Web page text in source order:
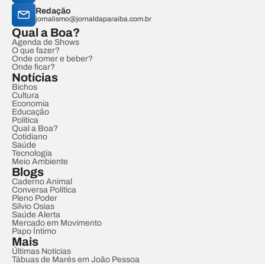
Redação
jornalismo@jornaldaparaiba.com.br
Qual a Boa?
Agenda de Shows
O que fazer?
Onde comer e beber?
Onde ficar?
Notícias
Bichos
Cultura
Economia
Educação
Política
Qual a Boa?
Cotidiano
Saúde
Tecnologia
Meio Ambiente
Blogs
Caderno Animal
Conversa Política
Pleno Poder
Sílvio Osias
Saúde Alerta
Mercado em Movimento
Papo Íntimo
Mais
Últimas Notícias
Tábuas de Marés em João Pessoa